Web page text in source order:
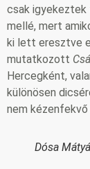
csak igyekeztek
mellé, mert
ki lett eresztve
mutatkozott
Hercegként,
különösen
nem
Dósa